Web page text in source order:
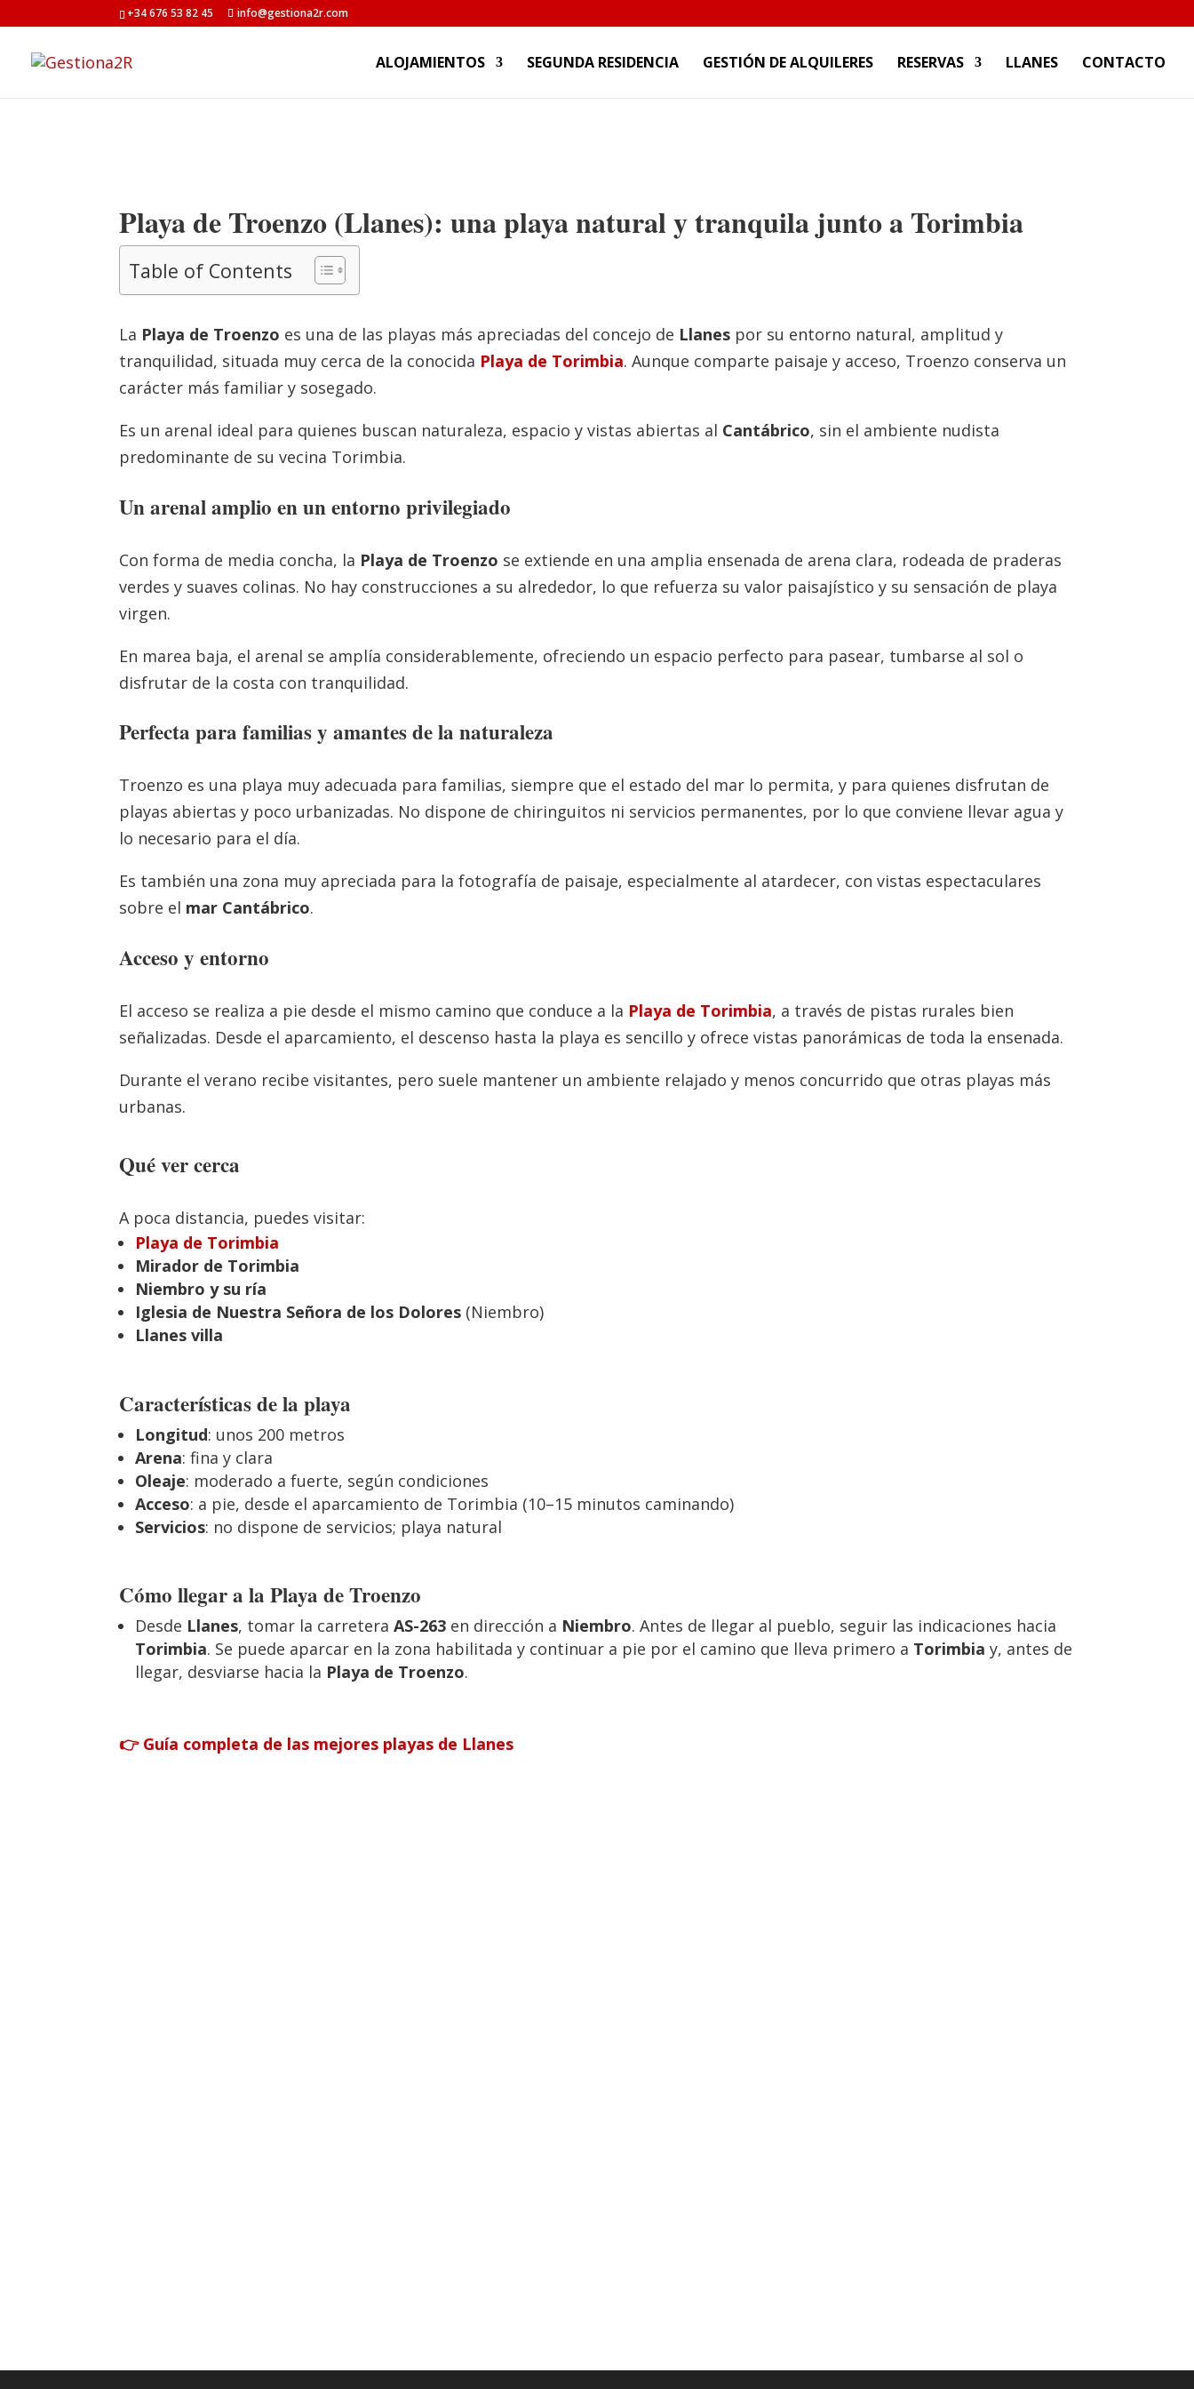
+34 676 53 82 45 info@gestiona2r.com
ALOJAMIENTOS SEGUNDA RESIDENCIA GESTIÓN DE ALQUILERES RESERVAS LLANES CONTACTO
Playa de Troenzo (Llanes): una playa natural y tranquila junto a Torimbia
Table of Contents
La Playa de Troenzo es una de las playas más apreciadas del concejo de Llanes por su entorno natural, amplitud y
tranquilidad, situada muy cerca de la conocida Playa de Torimbia. Aunque comparte paisaje y acceso, Troenzo conserva un
carácter más familiar y sosegado.
Es un arenal ideal para quienes buscan naturaleza, espacio y vistas abiertas al Cantábrico, sin el ambiente nudista
predominante de su vecina Torimbia.
Un arenal amplio en un entorno privilegiado
Con forma de media concha, la Playa de Troenzo se extiende en una amplia ensenada de arena clara, rodeada de praderas
verdes y suaves colinas. No hay construcciones a su alrededor, lo que refuerza su valor paisajístico y su sensación de playa
virgen.
En marea baja, el arenal se amplía considerablemente, ofreciendo un espacio perfecto para pasear, tumbarse al sol o
disfrutar de la costa con tranquilidad.
Perfecta para familias y amantes de la naturaleza
Troenzo es una playa muy adecuada para familias, siempre que el estado del mar lo permita, y para quienes disfrutan de
playas abiertas y poco urbanizadas. No dispone de chiringuitos ni servicios permanentes, por lo que conviene llevar agua y
lo necesario para el día.
Es también una zona muy apreciada para la fotografía de paisaje, especialmente al atardecer, con vistas espectaculares
sobre el mar Cantábrico.
Acceso y entorno
El acceso se realiza a pie desde el mismo camino que conduce a la Playa de Torimbia, a través de pistas rurales bien
señalizadas. Desde el aparcamiento, el descenso hasta la playa es sencillo y ofrece vistas panorámicas de toda la ensenada.
Durante el verano recibe visitantes, pero suele mantener un ambiente relajado y menos concurrido que otras playas más
urbanas.
Qué ver cerca
A poca distancia, puedes visitar:
Playa de Torimbia
Mirador de Torimbia
Niembro y su ría
Iglesia de Nuestra Señora de los Dolores (Niembro)
Llanes villa
Características de la playa
Longitud: unos 200 metros
Arena: fina y clara
Oleaje: moderado a fuerte, según condiciones
Acceso: a pie, desde el aparcamiento de Torimbia (10–15 minutos caminando)
Servicios: no dispone de servicios; playa natural
Cómo llegar a la Playa de Troenzo
Desde Llanes, tomar la carreteraAS-263 en dirección a Niembro. Antes de llegar al pueblo, seguir las indicaciones hacia
Torimbia. Se puede aparcar en la zona habilitada y continuar a pie por el camino que lleva primero a Torimbia y, antes de
llegar, desviarse hacia la Playa de Troenzo.
👉 Guía completa de las mejores playas de Llanes